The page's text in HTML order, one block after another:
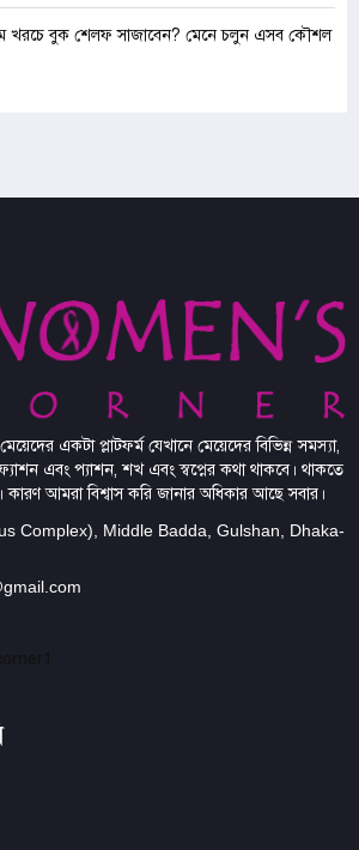
খরচে বুক শেলফ সাজাবেন? মেনে চলুন এসব কৌশল
একটা প্লাটফর্ম যেখানে মেয়েদের বিভিন্ন সমস্যা,
এবং প্যাশন, শখ এবং স্বপ্নের কথা থাকবে। থাকতে
কারণ আমরা বিশ্বাস করি জানার অধিকার আছে সবার।
Complex), Middle Badda, Gulshan, Dhaka-